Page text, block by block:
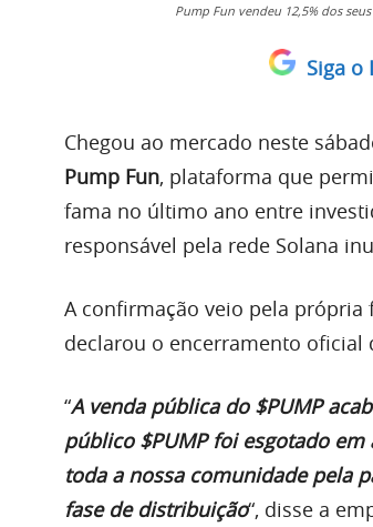
Pump Fun vendeu 12,5% dos
Siga o
Chegou ao mercado neste
Pump Fun, plataforma que
fama no último ano entre
responsável pela rede Solana
A confirmação veio pela própria
declarou o encerramento oficial
“A venda pública do $PUMP
público $PUMP foi esgotado
toda a nossa comunidade pela
fase de distribuição“, disse a